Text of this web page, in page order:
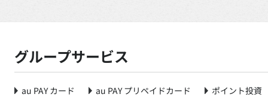
グループサービス
au PAY カード au PAY プリペイドカード
ポイント投資